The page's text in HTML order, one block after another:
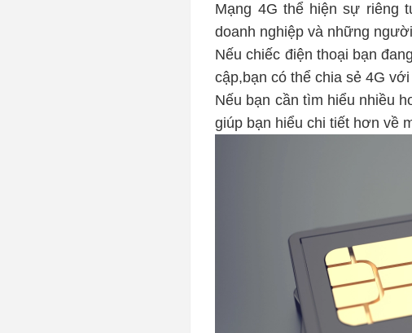
Mạng 4G thể hiện sự riêng
doanh nghiệp và những
Nếu chiếc điện thoại bạn
cập,bạn có thể chia sẻ 4G
Nếu bạn cần tìm hiểu nhiều
giúp bạn hiểu chi tiết hơn về